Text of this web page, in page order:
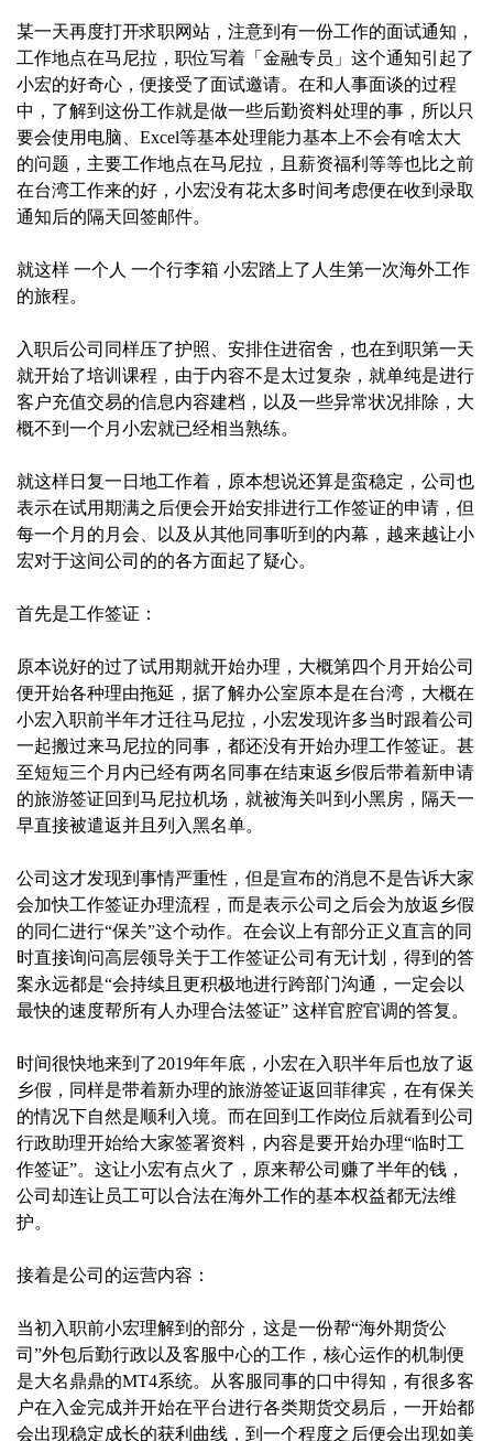
某一天再度打开求职网站，注意到有一份工作的面试通知，
工作地点在马尼拉，职位写着「金融专员」这个通知引起了
小宏的好奇心，便接受了面试邀请。在和人事面谈的过程
中，了解到这份工作就是做一些后勤资料处理的事，所以只
要会使用电脑、Excel等基本处理能力基本上不会有啥太大
的问题，主要工作地点在马尼拉，且薪资福利等等也比之前
在台湾工作来的好，小宏没有花太多时间考虑便在收到录取
通知后的隔天回签邮件。
就这样 一个人 一个行李箱 小宏踏上了人生第一次海外工作
的旅程。‍
入职后公司同样压了护照、安排住进宿舍，也在到职第一天
就开始了培训课程，由于内容不是太过复杂，就单纯是进行
客户充值交易的信息内容建档，以及一些异常状况排除，大
概不到一个月小宏就已经相当熟练。
就这样日复一日地工作着，原本想说还算是蛮稳定，公司也
表示在试用期满之后便会开始安排进行工作签证的申请，但
每一个月的月会、以及从其他同事听到的内幕，越来越让小
宏对于这间公司的的各方面起了疑心。‍
首先是工作签证：
原本说好的过了试用期就开始办理，大概第四个月开始公司
便开始各种理由拖延，据了解办公室原本是在台湾，大概在
小宏入职前半年才迁往马尼拉，小宏发现许多当时跟着公司
一起搬过来马尼拉的同事，都还没有开始办理工作签证。甚
至短短三个月内已经有两名同事在结束返乡假后带着新申请
的旅游签证回到马尼拉机场，就被海关叫到小黑房，隔天一
早直接被遣返并且列入黑名单。
公司这才发现到事情严重性，但是宣布的消息不是告诉大家
会加快工作签证办理流程，而是表示公司之后会为放返乡假
的同仁进行“保关”这个动作。在会议上有部分正义直言的同
时直接询问高层领导关于工作签证公司有无计划，得到的答
案永远都是“会持续且更积极地进行跨部门沟通，一定会以
最快的速度帮所有人办理合法签证” 这样官腔官调的答复。‍
时间很快地来到了2019年年底，小宏在入职半年后也放了返
乡假，同样是带着新办理的旅游签证返回菲律宾，在有保关
的情况下自然是顺利入境。而在回到工作岗位后就看到公司
行政助理开始给大家签署资料，内容是要开始办理“临时工
作签证”。这让小宏有点火了，原来帮公司赚了半年的钱，
公司却连让员工可以合法在海外工作的基本权益都无法维
护。
接着是公司的运营内容：
当初入职前小宏理解到的部分，这是一份帮“海外期货公
司”外包后勤行政以及客服中心的工作，核心运作的机制便
是大名鼎鼎的MT4系统。从客服同事的口中得知，有很多客
户在入金完成并开始在平台进行各类期货交易后，一开始都
会出现稳定成长的获利曲线，到一个程度之后便会出现如美